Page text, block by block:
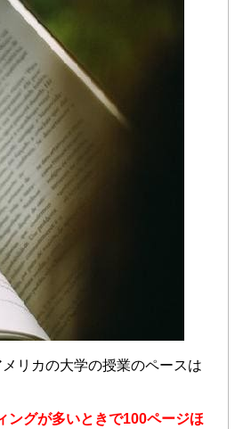
リカの大学の授業のペースは
ングが多いときで100ページほ